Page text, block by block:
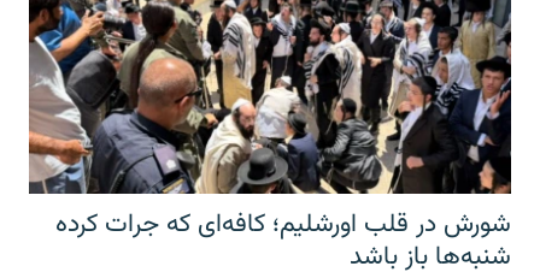
شورش در قلب اورشلیم؛ کافه‌ای که جرات کرده
شنبه‌ها باز باشد